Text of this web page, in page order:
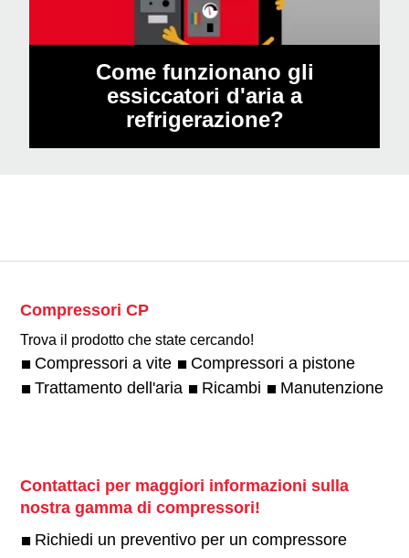
Come funzionano gli
essiccatori d'aria a
refrigerazione?
Compressori CP
Trova il prodotto che state cercando!
Compressori a vite
Compressori a pistone
Trattamento dell'aria
Ricambi Manutenzione
Contattaci per maggiori informazioni sulla
nostra gamma di compressori!
Richiedi un preventivo per un compressore